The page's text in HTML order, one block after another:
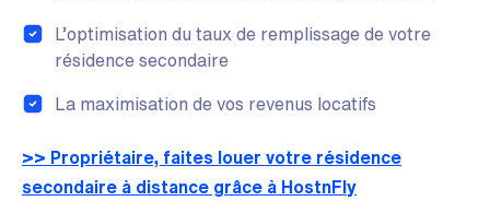
L’optimisation du taux de remplissage de votre
résidence secondaire
La maximisation de vos revenus locatifs
>> Propriétaire, faites louer votre résidence
secondaire à distance grâce à HostnFly